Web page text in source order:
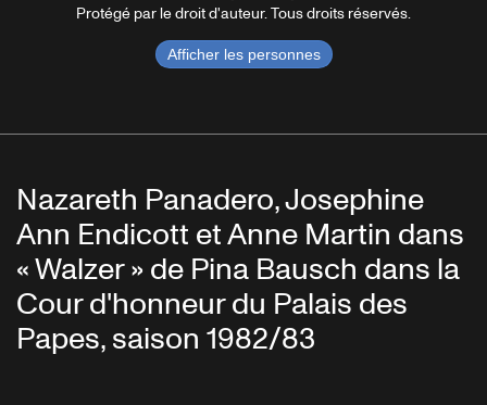
Protégé par le droit d'auteur. Tous droits réservés.
Afficher les personnes
Nazareth Panadero, Josephine
Ann Endicott et Anne Martin dans
« Walzer » de Pina Bausch dans la
Cour d'honneur du Palais des
Papes, saison 1982/83